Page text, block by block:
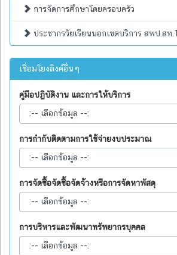
การจัดการศึกษาโดยครอบครัว
ประชากรวัยเรียนนอกเขตบริการ สพป.สท.1
เชื่อมโยงลิงค์อื่นๆ
คู่มือปฏิบัติงาน และการให้บริการ
การกำกับติดตามการใช้จ่ายงบประมาณ
การจัดซื้อจัดซื้อจัดจ้างหรือการจัดหาพัสดุ
การบริหารและพัฒนาทรัพยากรบุคคล